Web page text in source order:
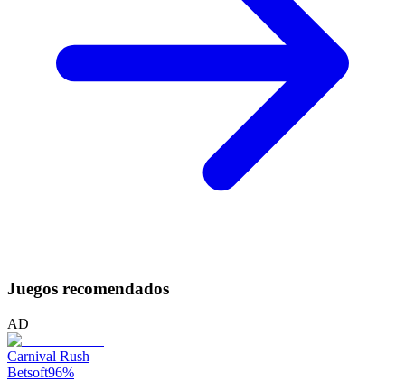
Juegos recomendados
AD
Carnival Rush
Betsoft96%